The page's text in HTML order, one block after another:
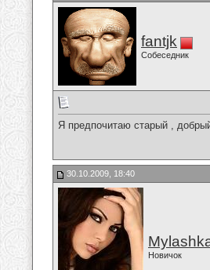
fantjk
Собеседник
Я предпочитаю старый ,
30.10.2009, 18:40
Новичок